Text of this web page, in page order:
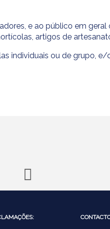
e ao público em geral
artigos de
individuais ou de grupo, e/